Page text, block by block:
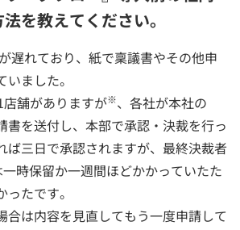
を教えてください。
遅れており、紙で稟議書やその他申
ました。
舗がありますが※、各社が本社の
書を送付し、本部で承認・決裁を行っ
ば三日で承認されますが、最終決裁者
時保留か一週間ほどかかっていたた
たです。
合は内容を見直してもう一度申請して